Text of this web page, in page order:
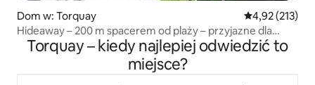
Dom w: Torquay Średnia
4,92 (213)
Hideaway – 200 m spacerem od plaży – przyjazne dla
zwierząt
Torquay – kiedy najlepiej odwiedzić to
miejsce?